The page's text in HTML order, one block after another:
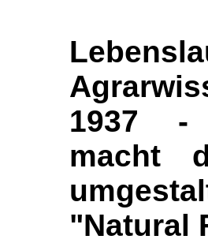
1937 -
macht
"Natural